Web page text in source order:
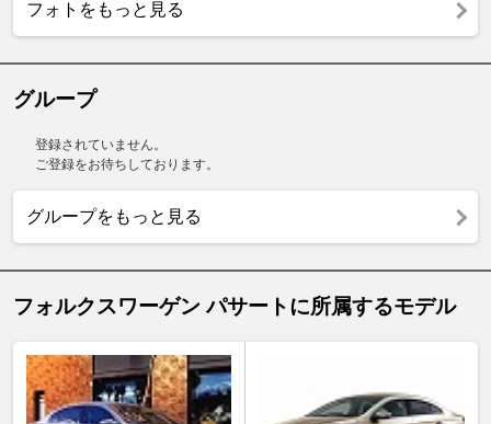
フォトをもっと見る
グループ
登録されていません。
ご登録をお待ちしております。
グループをもっと見る
フォルクスワーゲン パサートに所属するモデル